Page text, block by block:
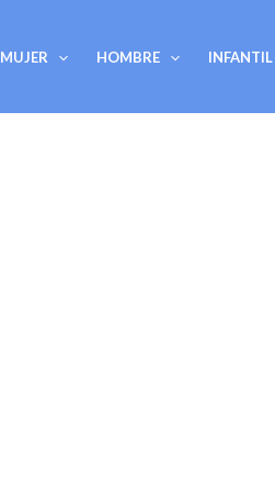
MUJER HOMBRE INFANTIL